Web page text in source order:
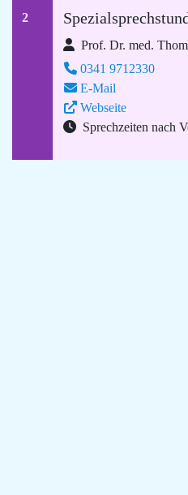
2
Prof. Dr. med.
0341 9712330
E-Mail
Webseite
Sprechzeiten nach